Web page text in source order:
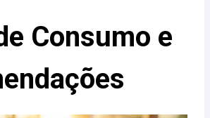
Consumo e